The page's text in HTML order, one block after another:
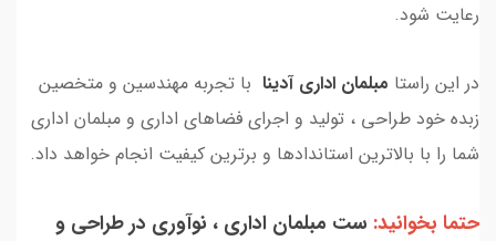
رعایت شود.
در این راستا مبلمان اداری آدینا با تجربه مهندسین و متخصین
زبده خود طراحی ، تولید و اجرای فضاهای اداری و مبلمان اداری
شما را با بالاترین استاندادها و برترین کیفیت انجام خواهد داد.
حتما بخوانید: ست مبلمان اداری ، نوآوری در طراحی و